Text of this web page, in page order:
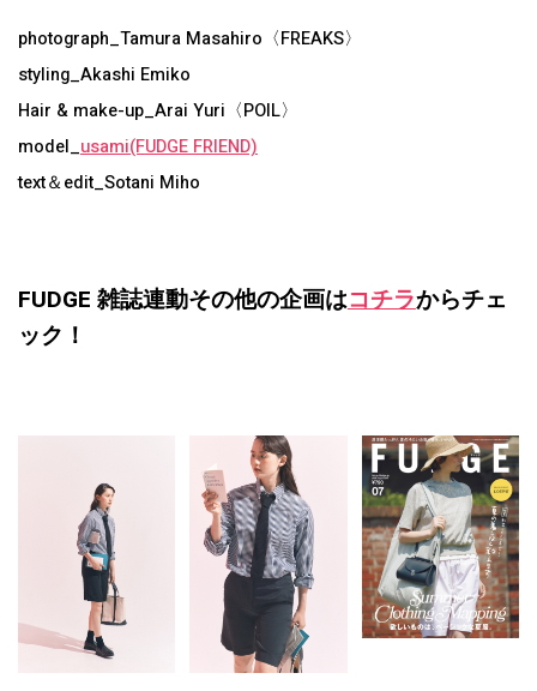
photograph_Tamura Masahiro〈FREAKS〉
styling_Akashi Emiko
Hair & make-up_Arai Yuri〈POIL〉
model_usami(FUDGE FRIEND)
text＆edit_Sotani Miho
FUDGE 雑誌連動その他の企画はコチラからチェ
ック！